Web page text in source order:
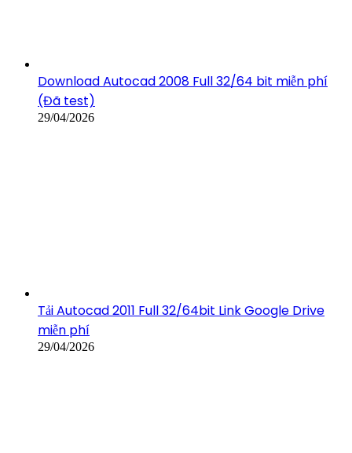
Download Autocad 2008 Full 32/64 bit miễn phí
(Đã test)
29/04/2026
Tải Autocad 2011 Full 32/64bit Link Google Drive
miễn phí
29/04/2026